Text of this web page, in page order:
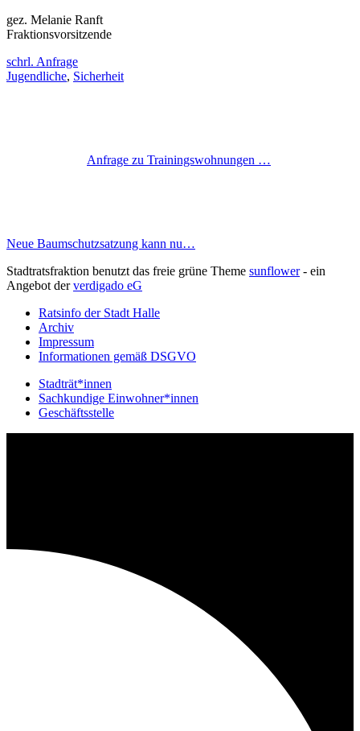
gez. Melanie Ranft
Fraktionsvorsitzende
schrl. Anfrage
Jugendliche, Sicherheit
Anfrage zu Trainingswohnungen …
Neue Baumschutzsatzung kann nu…
Stadtratsfraktion benutzt das freie grüne Theme sunflower‐ ein
Angebot derverdigado eG
Ratsinfo der Stadt Halle
Archiv
Impressum
Informationen gemäß DSGVO
Stadträt*innen
Sachkundige Einwohner*innen
Geschäftsstelle